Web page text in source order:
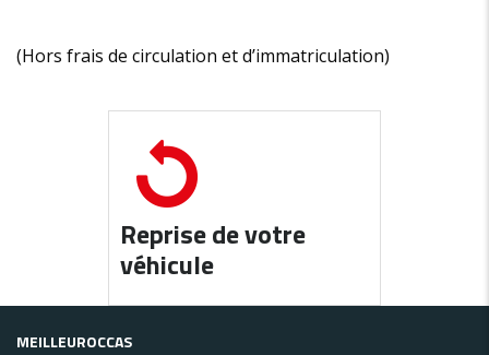
(Hors frais de circulation et d’immatriculation)
Reprise de votre
véhicule
MEILLEUROCCAS